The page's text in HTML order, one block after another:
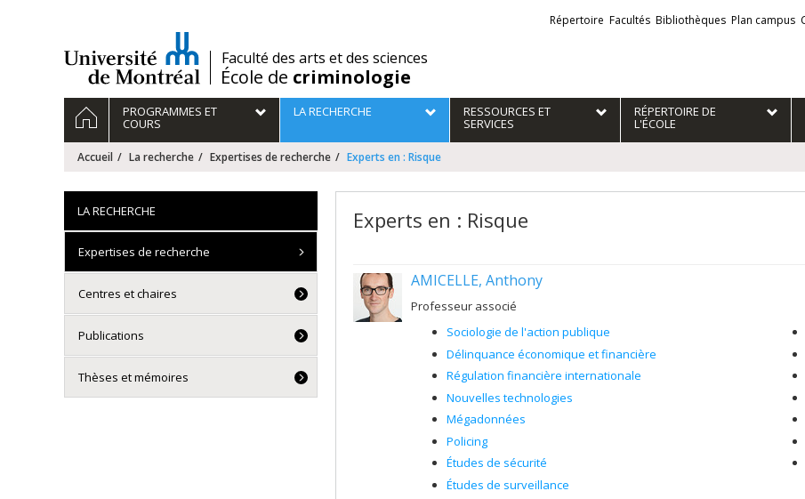
/Faculté des arts et des sciences
École de criminologie
Liens
externes
Répertoire Facultés Bibliothèques Plan campus
Navigation
principale
ACCUEILPROGRAMMES ET
COURS
LA RECHERCHE RESSOURCES ET
SERVICES
RÉPERTOIRE DE
L'ÉCOLE
Accueil La recherche Expertises de recherche Experts en : Risque
Experts en : Risque
AMICELLE, Anthony
Professeur associé
Sociologie de l'action publique
Délinquance économique et financière
Régulation financière internationale
Nouvelles technologies
Mégadonnées
Policing
Études de sécurité
Études de surveillance
LA RECHERCHE
Expertises de recherche
Centres et chaires
Publications
Thèses et mémoires